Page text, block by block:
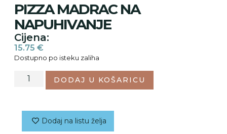
PIZZA MADRAC NA
NAPUHIVANJE
Cijena:
15.75 €
Dostupno po isteku zaliha
DODAJ U KOŠARICU
Dodaj na listu želja